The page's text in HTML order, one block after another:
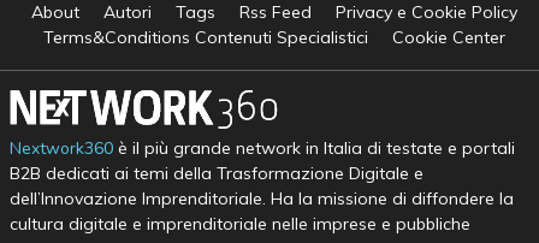
About Autori Tags Rss Feed
Privacy e Cookie Policy
Terms&Conditions Contenuti Specialistici
Cookie Center
Nextwork360è il più grande network in Italia di testate e portali
B2B dedicati ai temi della Trasformazione Digitale e
dell’Innovazione Imprenditoriale. Ha la missione di diffondere la
cultura digitale e imprenditoriale nelle imprese e pubbliche